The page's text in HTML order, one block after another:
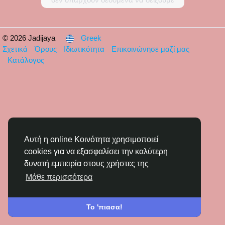
Αυτή η online Κοινότητα χρησιμοποιεί
cookies για να εξασφαλίσει την καλύτερη
δυνατή εμπειρία στους χρήστες της
Μάθε περισσότερα
Το 'πιασα!
© 2026 Jadijaya
Greek
Σχετικά
Όρους Ιδιωτικότητα
Επικοινώνησε μαζί μας
Κατάλογος